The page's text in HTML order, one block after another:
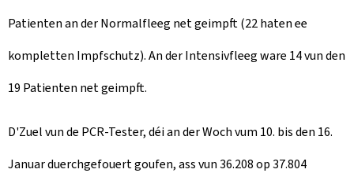
Patienten an der Normalfleeg net geimpft (22 haten ee
kompletten Impfschutz). An der Intensivfleeg ware 14 vun den
19 Patienten net geimpft.
D'Zuel vun de PCR-Tester, déi an der Woch vum 10. bis den 16.
Januar duerchgefouert goufen, ass vun 36.208 op 37.804